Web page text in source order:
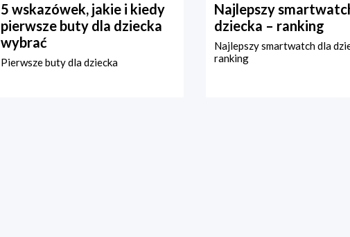
5 wskazówek, jakie i kiedy
pierwsze buty dla dziecka
wybrać
Pierwsze buty dla dziecka
Najlepszy
dziecka – ranking
Najlepszy smartwatch dla
ranking